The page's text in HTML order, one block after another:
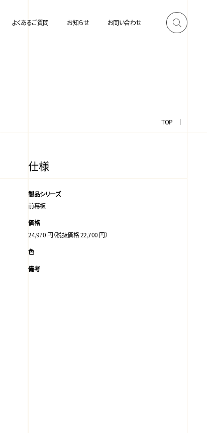
よくあるご質問 お知らせ お問い合わせ
TOP
仕様
製品シリーズ
前幕板
価格
24,970 円（税抜価格 22,700 円）
色
備考